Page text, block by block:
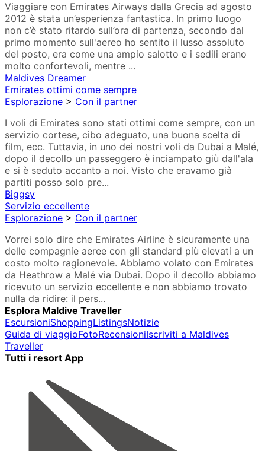
Viaggiare con Emirates Airways dalla Grecia ad agosto
2012 è stata un’esperienza fantastica. In primo luogo
non c’è stato ritardo sull’ora di partenza, secondo dal
primo momento sull'aereo ho sentito il lusso assoluto
del posto, era come una ampio salotto e i sedili erano
molto confortevoli, mentre ...
Maldives Dreamer
Emirates ottimi come sempre
Esplorazione > Con il partner
I voli di Emirates sono stati ottimi come sempre, con un
servizio cortese, cibo adeguato, una buona scelta di
film, ecc. Tuttavia, in uno dei nostri voli da Dubai a Malé,
dopo il decollo un passeggero è inciampato giù dall'ala
e si è seduto accanto a noi. Visto che eravamo già
partiti posso solo pre...
Biggsy
Servizio eccellente
Esplorazione > Con il partner
Vorrei solo dire che Emirates Airline è sicuramente una
delle compagnie aeree con gli standard più elevati a un
costo molto ragionevole. Abbiamo volato con Emirates
da Heathrow a Malé via Dubai. Dopo il decollo abbiamo
ricevuto un servizio eccellente e non abbiamo trovato
nulla da ridire: il pers...
Esplora Maldive Traveller
EscursioniShoppingListingsNotizie
Guida di viaggioFotoRecensioniIscriviti a Maldives
Traveller
Tutti i resort App